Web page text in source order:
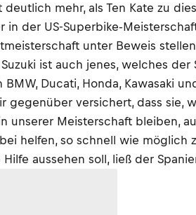
deutlich mehr, als Ten Kate zu
in der US-Superbike-
unter Beweis
Suzuki ist auch jenes, welches
BMW, Ducati, Honda, Kawasaki
gegenüber versichert, dass sie,
unserer Meisterschaft bleiben,
helfen, so schnell wie möglich
aussehen soll, ließ der